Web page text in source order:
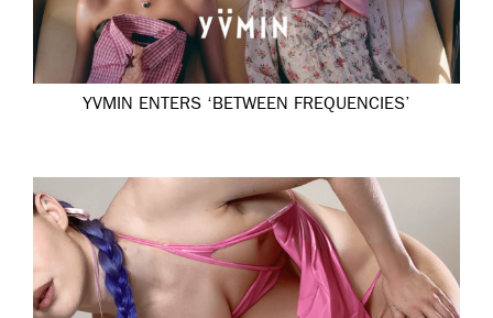
YVMIN ENTERS ‘BETWEEN FREQUENCIES’